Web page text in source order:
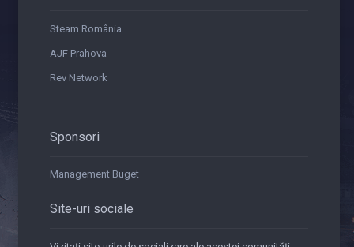
Steam România
AJF Prahova
Rev Network
Sponsori
Management Buget
Site-uri sociale